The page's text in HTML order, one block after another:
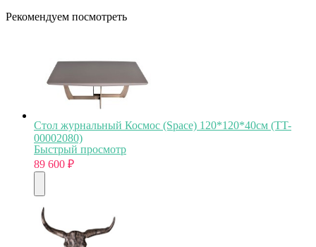
Рекомендуем посмотреть
Стол журнальный Космос (Space) 120*120*40см (TT-
00002080)
Быстрый просмотр
89 600 ₽